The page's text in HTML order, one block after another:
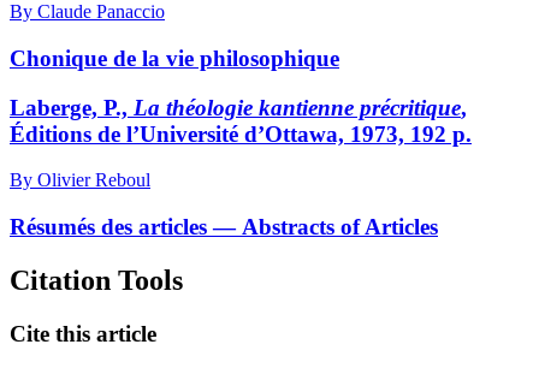
By Claude Panaccio
Chonique de la vie philosophique
Laberge, P., La théologie kantienne précritique,
Éditions de l’Université d’Ottawa, 1973, 192 p.
By Olivier Reboul
Résumés des articles — Abstracts of Articles
Citation Tools
Cite this article